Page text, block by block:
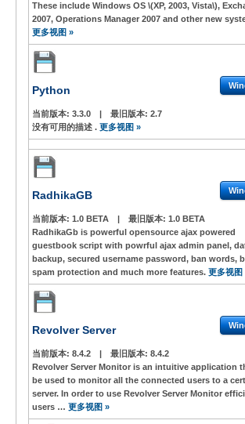
These include Windows OS \(XP, 2003, Vista\),
2007, Operations Manager 2007 and other new
更多视图 »
Python
当前版本: 3.3.0 | 最旧版本: 2.7
没有可用的描述 . 更多视图 »
RadhikaGB
当前版本: 1.0 BETA | 最旧版本: 1.0 BETA
RadhikaGb is powerful opensource ajax powered
guestbook script with powrful ajax admin panel,
backup, secured username password, ban words,
spam protection and much more features. 更多视图
Revolver Server
当前版本: 8.4.2 | 最旧版本: 8.4.2
Revolver Server Monitor is an intuitive application
be used to monitor all the connected users to a
server. In order to use Revolver Server Monitor
users … 更多视图 »